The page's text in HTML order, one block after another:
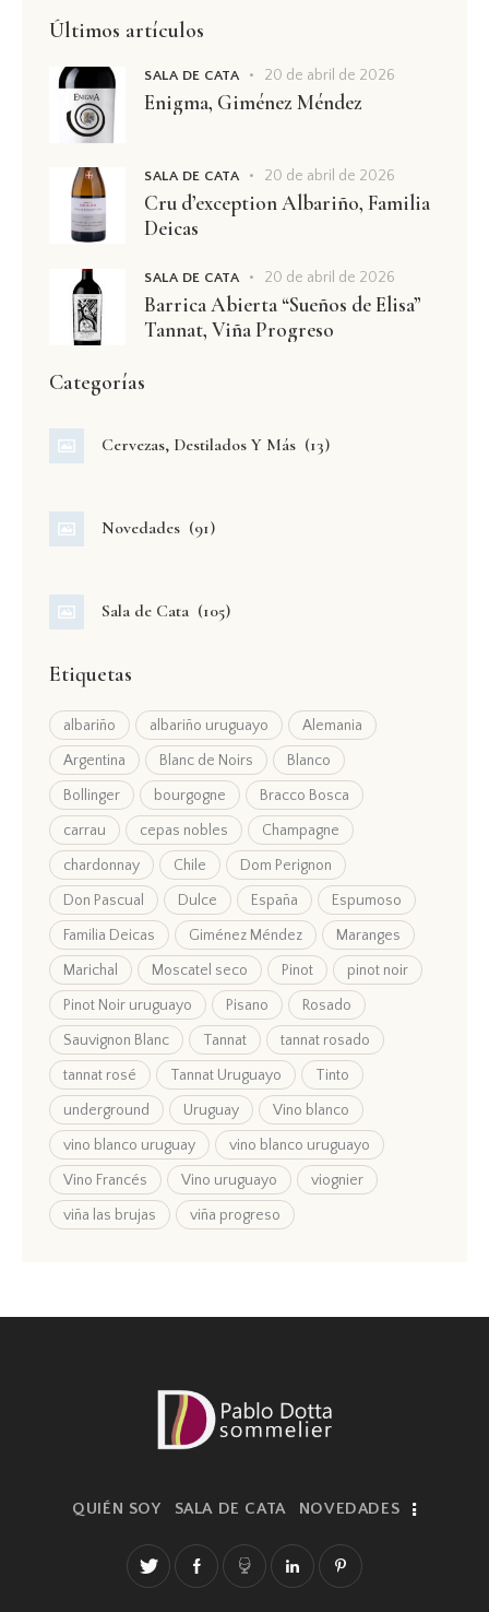
Últimos artículos
SALA DE CATA 20 de abril de 2026
Enigma, Giménez Méndez
SALA DE CATA 20 de abril de 2026
Cru d’exception Albariño, Familia
Deicas
SALA DE CATA 20 de abril de 2026
Barrica Abierta “Sueños de Elisa”
Tannat, Viña Progreso
Categorías
Cervezas, Destilados Y Más (13)
Novedades (91)
Sala de Cata (105)
Etiquetas
albariño albariño uruguayo
Alemania
Argentina
Blanc de Noirs
Blanco
Bollinger
bourgogne
Bracco Bosca
carrau
cepas nobles
Champagne
chardonnay
Chile
Dom Perignon
Don Pascual
Dulce España
Espumoso
Familia Deicas
Giménez Méndez
Maranges
Marichal
Moscatel seco Pinot
pinot noir
Pinot Noir uruguayo
Pisano
Rosado
Sauvignon Blanc
Tannat
tannat rosado
tannat rosé
Tannat Uruguayo
Tinto
underground
Uruguay
Vino blanco
vino blanco uruguay
vino blanco uruguayo
Vino Francés
Vino uruguayo
viognier
viña las brujas
viña progreso
QUIÉN SOY SALA DE CATA NOVEDADES